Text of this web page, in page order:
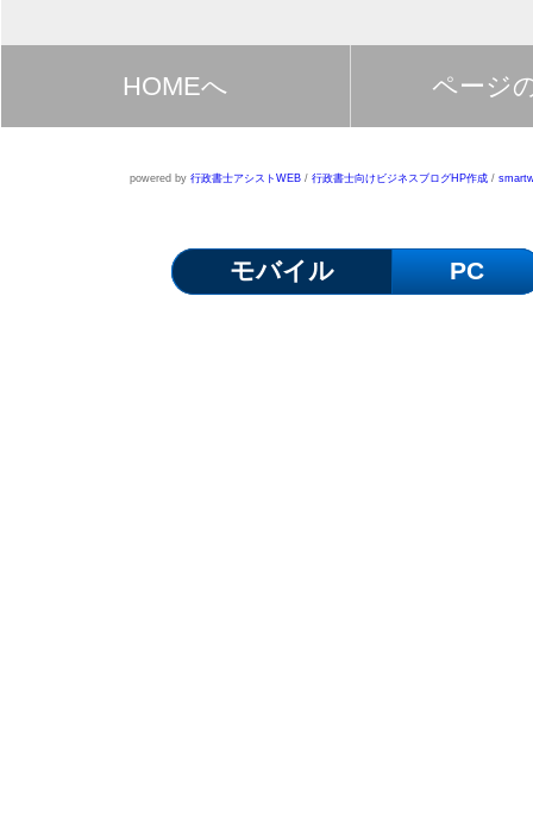
HOMEへ ページ
powered by 行政書士アシストWEB/ 行政書士向けビジネスブログHP作成/
モバイル PC